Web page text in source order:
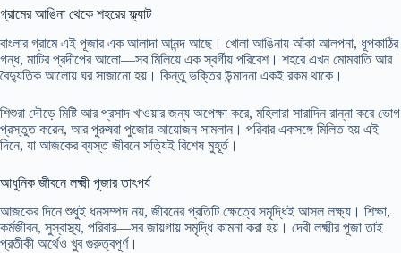
গ্রামের আঙিনা থেকে শহরের ফ্ল্যাট
বাংলার গ্রামে এই পূজার এক আলাদা আনন্দ আছে। খোলা আঙিনায় আঁকা আলপনা, ধূপকাঠির
গন্ধ, মাটির প্রদীপের আলো—সব মিলিয়ে এক স্বর্গীয় পরিবেশ। শহরে এখন মোমবাতি আর
বৈদ্যুতিক আলোয় ঘর সাজানো হয়। কিন্তু ভক্তির উন্মাদনা একই রকম থাকে।
শিশুরা দৌড়ে মিষ্টি আর প্রসাদ খাওয়ার জন্য অপেক্ষা করে, মহিলারা সারাদিন রান্না করে ভোগ
প্রস্তুত করেন, আর পুরুষরা পুজোর আয়োজন সামলান। পরিবার একসঙ্গে মিলিত হয় এই
দিনে, যা আজকের ব্যস্ত জীবনে সত্যিই বিশেষ মুহূর্ত।
আধুনিক জীবনে লক্ষ্মী পূজার তাৎপর্য
আজকের দিনে শুধুই ধনসম্পদ নয়, জীবনের প্রতিটি ক্ষেত্রে সমৃদ্ধিই আসল লক্ষ্য। শিক্ষা,
কর্মজীবন, সুস্বাস্থ্য, পরিবার—সব জায়গায় সমৃদ্ধি কামনা করা হয়। দেবী লক্ষ্মীর পূজা তাই
প্রতীকী অর্থেও খুব গুরুত্বপূর্ণ।